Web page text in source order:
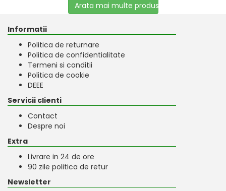
Arata mai multe produse
Informatii
Politica de returnare
Politica de confidentialitate
Termeni si conditii
Politica de cookie
DEEE
Servicii clienti
Contact
Despre noi
Extra
Livrare in 24 de ore
90 zile politica de retur
Newsletter